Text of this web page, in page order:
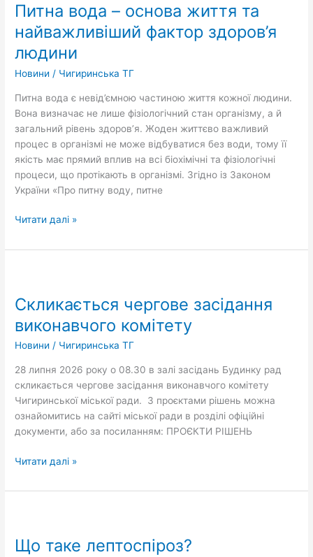
Питна вода – основа життя та
найважливіший фактор здоров’я
людини
Новини / Чигиринська ТГ
Питна вода є невід’ємною частиною життя кожної людини.
Вона визначає не лише фізіологічний стан організму, а й
загальний рівень здоров’я. Жоден життєво важливий
процес в організмі не може відбуватися без води, тому її
якість має прямий вплив на всі біохімічні та фізіологічні
процеси, що протікають в організмі. Згідно із Законом
України «Про питну воду, питне
–
основа
життя
та
найважливіший
здоров’я
людини
Читати далі »
Скликається чергове засідання
виконавчого комітету
Новини / Чигиринська ТГ
28 липня 2026 року о 08.30 в залі засідань Будинку рад
скликається чергове засідання виконавчого комітету
Чигиринської міської ради. З проєктами рішень можна
ознайомитись на сайті міської ради в розділі офіційні
документи, або за посиланням: ПРОЄКТИ РІШЕНЬ
засідання
комітету
Читати далі »
Що таке лептоспіроз?
лептоспіроз?